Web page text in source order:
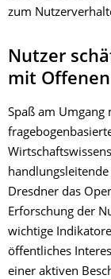
zum
Nutzer
mit
Spaß am Umgang
Dresdner das
Erforschung der
wichtige
öffentliches
einer aktiven